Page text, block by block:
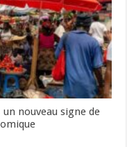
nouveau signe de